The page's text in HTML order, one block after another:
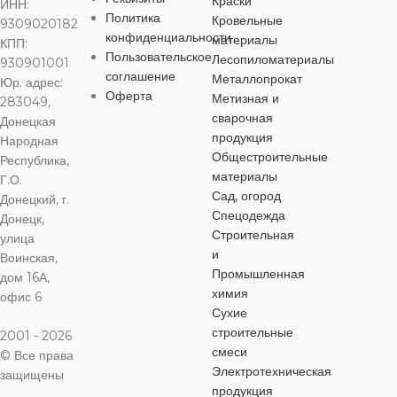
ЦВЕТ черный
МАТЕРИАЛ
Сталь
25 мм
ДИАМЕТР
ШЛИЦ
ЦВЕТ черный
ЦВЕТ
МАТЕРИАЛ
Сталь
ДЛИНА
ДИАМЕТР
8 мм
ШЛИЦ ШЛИЦ
ИНН:
9309020182
КПП:
930901001
Юр. адрес:
283049,
Донецкая
Народная
Республика,
Г.О.
Донецкий, г.
Донецк,
улица
Воинская,
дом 16А,
офис 6
2001 - 2026
© Все права
защищены
Политика
конфиденциальности
Пользовательское
соглашение
Оферта
Кровельные
материалы
Лесопиломатериалы
Металлопрокат
Метизная и
сварочная
продукция
Общестроительные
материалы
Сад, огород
Спецодежда
Строительная
и
Промышленная
химия
Сухие
строительные
смеси
Электротехническая
продукция